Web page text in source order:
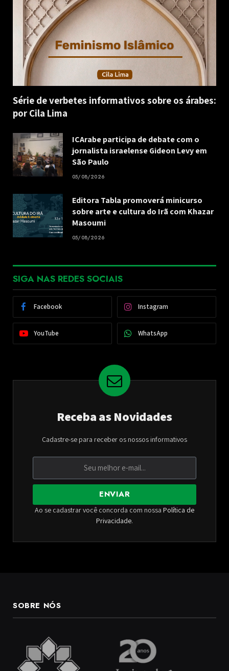
Série de verbetes informativos sobre os árabes:
por Cila Lima
ICArabe participa de debate com o
jornalista israelense Gideon Levy em
São Paulo
05/08/2026
Editora Tabla promoverá minicurso
sobre arte e cultura do Irã com Khazar
Masoumi
05/08/2026
SIGA NAS REDES SOCIAIS
Facebook Instagram
YouTube WhatsApp
Receba as Novidades
Cadastre-se para receber os nossos informativos
ENVIAR
Ao se cadastrar você concorda com nossa Política de
Privacidade.
SOBRE NÓS